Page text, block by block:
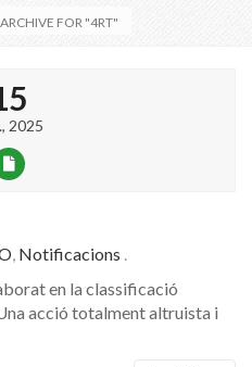
FOR "4RT"
2025
, Notificacions .
en la classificació
acció totalment altruista i